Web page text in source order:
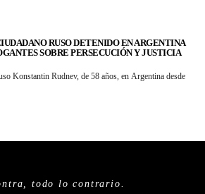
RUSO DETENIDO EN ARGENTINA
SOBRE PERSECUCIÓN Y JUSTICIA
Konstantin Rudnev, de 58 años, en Argentina desde
todo lo contrario.